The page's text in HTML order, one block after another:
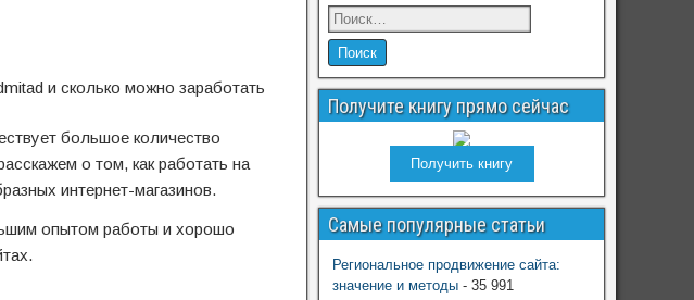
и сколько можно заработать
большое количество
о том, как работать на
интернет-магазинов.
опытом работы и хорошо
Получите книгу прямо сейчас
Получить книгу
Самые популярные статьи
Региональное продвижение сайта:
значение и методы - 35 991